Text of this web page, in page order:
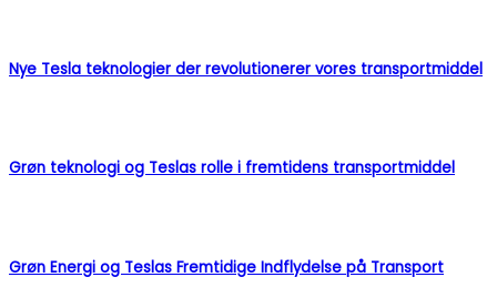
Nye Tesla teknologier der revolutionerer vores transportmiddel
Grøn teknologi og Teslas rolle i fremtidens transportmiddel
Grøn Energi og Teslas Fremtidige Indflydelse på Transport